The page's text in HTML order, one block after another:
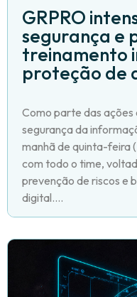
GRPRO
segurança e
treinamento
proteção de
Como parte das
segurança da
manhã de quinta-feira
com todo o time,
prevenção de riscos e
digital....